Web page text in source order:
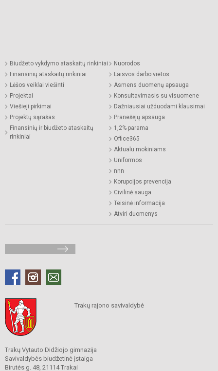
Biudžeto vykdymo ataskaitų rinkiniai
Finansinių ataskaitų rinkiniai
Lėšos veiklai viešinti
Projektai
Viešieji pirkimai
Projektų sąrašas
Finansinių ir biudžeto ataskaitų
rinkiniai
Nuorodos
Laisvos darbo vietos
Asmens duomenų apsauga
Konsultavimasis su visuomene
Dažniausiai užduodami klausimai
Pranešėjų apsauga
1,2% parama
Office365
Aktualu mokiniams
Uniformos
nnn
Korupcijos prevencija
Civilinė sauga
Teisinė informacija
Atviri duomenys
Trakų rajono savivaldybė
Trakų Vytauto Didžiojo gimnazija
Savivaldybės biudžetinė įstaiga
Birutės g. 48, 21114 Trakai